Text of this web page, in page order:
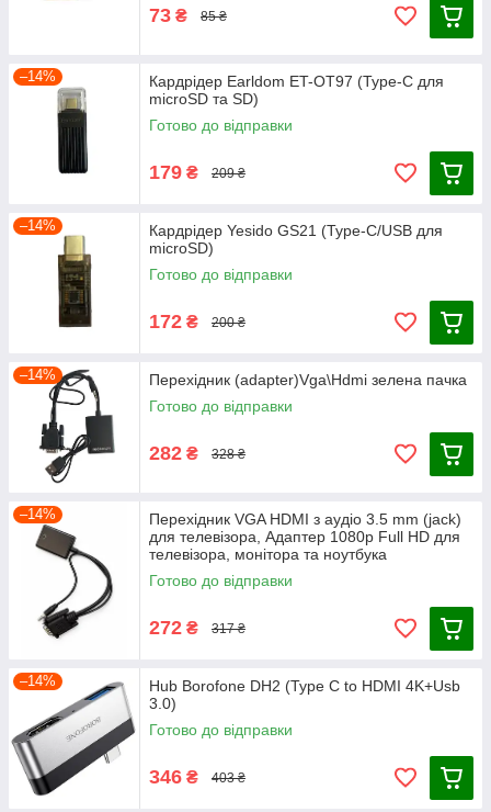
73 ₴ 85 ₴
–14%
Кардрідер Earldom ET-OT97 (Type-C для
microSD та SD)
Готово до відправки
179 ₴ 209 ₴
–14%
Кардрідер Yesido GS21 (Type-C/USB для
microSD)
Готово до відправки
172 ₴ 200 ₴
–14%
Перехідник (adapter)Vga\Hdmi зелена пачка
Готово до відправки
282 ₴ 328 ₴
–14%
Перехідник VGA HDMI з аудіо 3.5 mm (jack)
для телевізора, Адаптер 1080p Full HD для
телевізора, монітора та ноутбука
Готово до відправки
272 ₴ 317 ₴
–14%
Hub Borofone DH2 (Type C to HDMI 4K+Usb
3.0)
Готово до відправки
346 ₴ 403 ₴